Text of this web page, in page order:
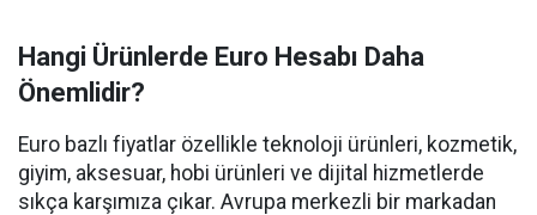
Hangi Ürünlerde Euro Hesabı Daha
Önemlidir?
Euro bazlı fiyatlar özellikle teknoloji ürünleri, kozmetik,
giyim, aksesuar, hobi ürünleri ve dijital hizmetlerde
sıkça karşımıza çıkar. Avrupa merkezli bir markadan